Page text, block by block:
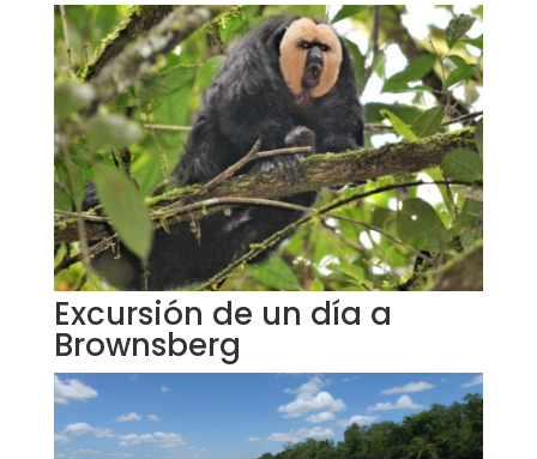
Excursión de un día a
Brownsberg